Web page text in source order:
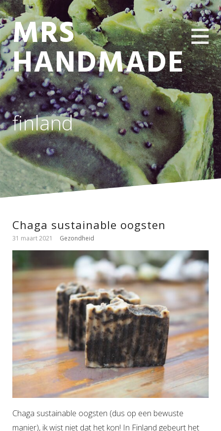
MRS
HANDMADE
finland
Chaga sustainable oogsten
31 maart 2021 Gezondheid
Chaga sustainable oogsten (dus op een bewuste
manier), ik wist niet dat het kon! In Finland gebeurt het